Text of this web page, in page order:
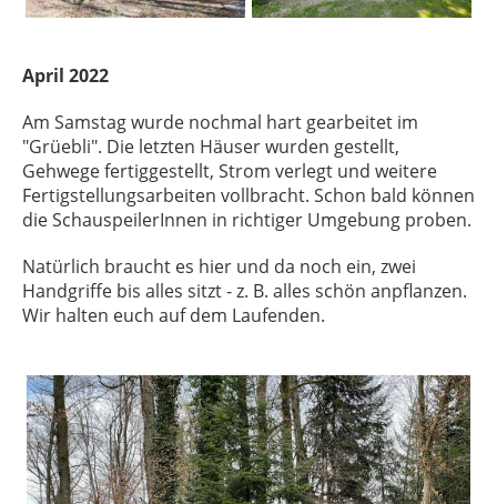
April 2022
Am Samstag wurde nochmal hart gearbeitet im
"Grüebli". Die letzten Häuser wurden gestellt,
Gehwege fertiggestellt, Strom verlegt und weitere
Fertigstellungsarbeiten vollbracht. Schon bald können
die SchauspeilerInnen in richtiger Umgebung proben.
Natürlich braucht es hier und da noch ein, zwei
Handgriffe bis alles sitzt - z. B. alles schön anpflanzen.
Wir halten euch auf dem Laufenden.